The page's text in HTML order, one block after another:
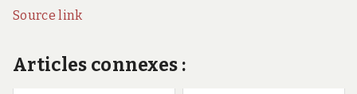
Source link
Articles connexes :